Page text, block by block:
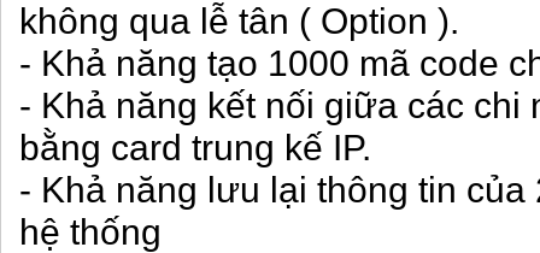
không qua lễ tân ( Option ).
- Khả năng tạo 1000 mã code
- Khả năng kết nối giữa các
bằng card trung kế IP.
- Khả năng lưu lại thông tin
hệ thống